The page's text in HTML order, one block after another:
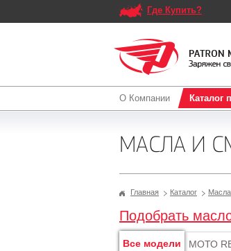
Где Купить?
О Компании Каталог
МАСЛА И
Главная Каталог
Подобрать
Все модели МОТО